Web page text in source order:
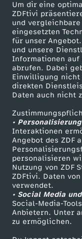
Um dir eine
ZDFtivi
und
eingesetzten
für unser
und unsere
Informationen auf
abrufen. Dabei
Einwilligung
direkten
Daten auch nicht
•
Interaktionen
Angebot des ZDF
personalisieren
Nutzung von ZDF
ZDFtivi. Daten
verwendet.
• Social Media
Social-Media-
Anbietern. Unter
zu ermöglichen.
Mehr ZDF
ZDF-Apps
Smart TV
ZDFtext
Livestreams
Sendungen A-Z
TV-Programm
ZDF Unternehmen
Karriere